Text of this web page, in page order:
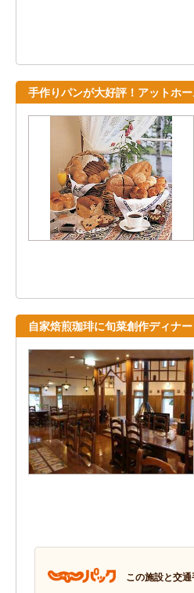
手作りパンが大好評！アットホ
自家焙煎珈琲に旬菜創作ディナ
この施設と交